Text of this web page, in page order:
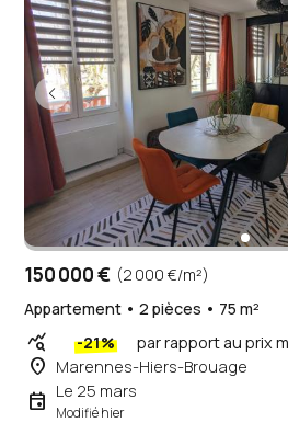
150 000 € (2 000 €/m²)
Appartement • 2 pièces • 75 m²
query_stats -21% par rapport au prix
place Marennes-Hiers-Brouage
event Le 25 mars
Modifié hier